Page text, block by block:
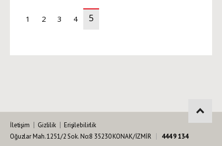
1 2 3 4
5
İletişim Gizlilik
Erişilebilirlik
Oğuzlar Mah. 1251/2 Sok. No:8 35230 KONAK/İZMİR
444 9 134